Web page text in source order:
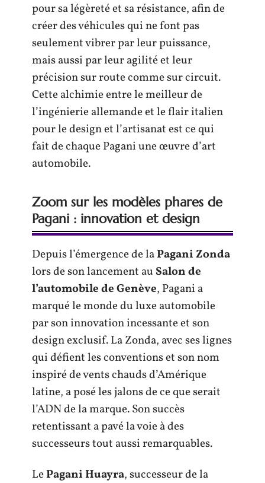
pour sa légèreté et sa résistance, afin de
créer des véhicules qui ne font pas
seulement vibrer par leur puissance,
mais aussi par leur agilité et leur
précision sur route comme sur circuit.
Cette alchimie entre le meilleur de
l’ingénierie allemande et le flair italien
pour le design et l’artisanat est ce qui
fait de chaque Pagani une œuvre d’art
automobile.
Zoom sur les modèles phares de
Pagani : innovation et design
Depuis l’émergence de laPagani Zonda
lors de son lancement au Salon de
l’automobile de Genève, Pagani a
marqué le monde du luxe automobile
par son innovation incessante et son
design exclusif. La Zonda, avec ses lignes
qui défient les conventions et son nom
inspiré de vents chauds d’Amérique
latine, a posé les jalons de ce que serait
l’ADN de la marque. Son succès
retentissant a pavé la voie à des
successeurs tout aussi remarquables.
LePagani Huayra, successeur de la